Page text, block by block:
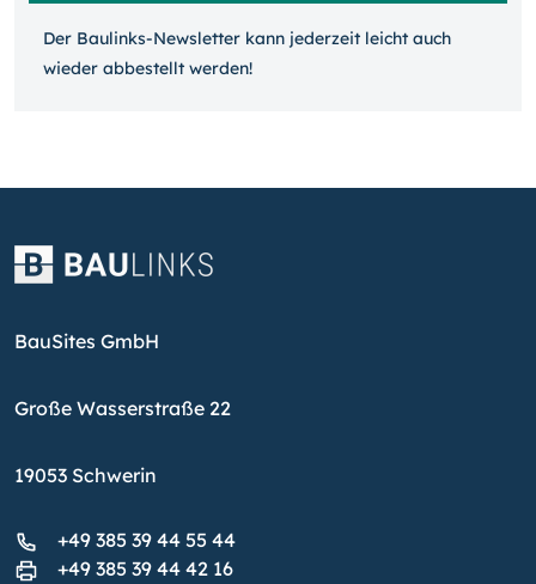
Der Baulinks-Newsletter kann jeder­zeit leicht auch
wieder ab­bestellt werden!
BauSites GmbH
Große Wasserstraße 22
19053 Schwerin
+49 385 39 44 55 44
+49 385 39 44 42 16